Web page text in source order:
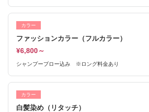
カラー
ファッションカラー（フルカラー）
¥6,800～
シャンプーブロー込み ※ロング料金あり
カラー
白髪染め（リタッチ）